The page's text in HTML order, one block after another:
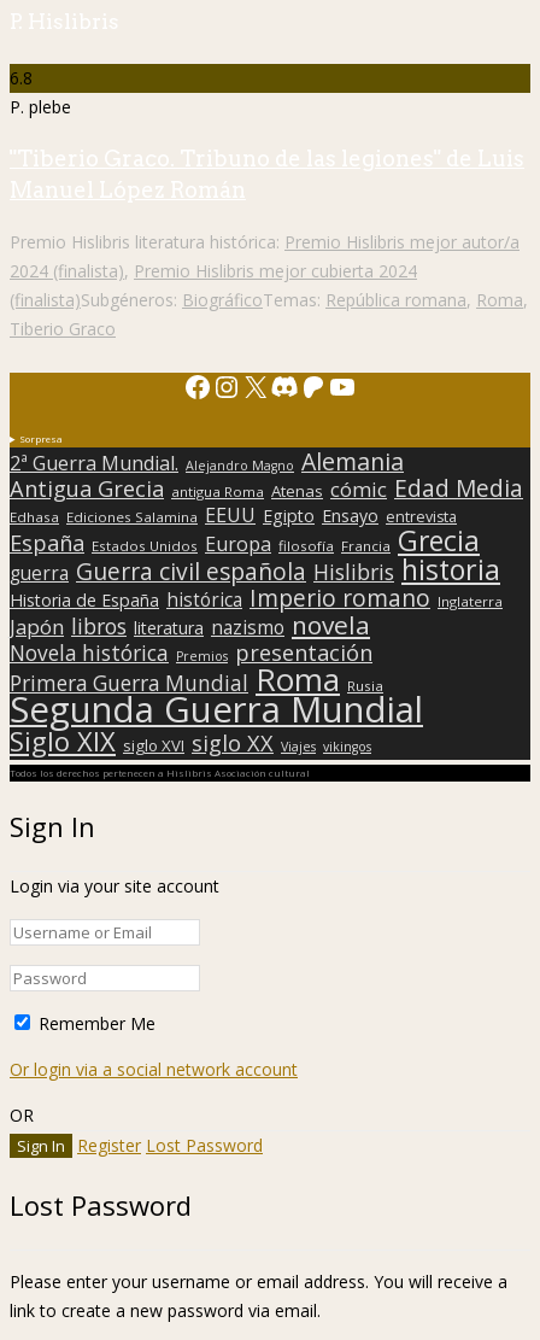
P. Hislibris
6.8
P. plebe
"Tiberio Graco. Tribuno de las legiones" de Luis
Manuel López Román
Premio Hislibris literatura histórica: Premio Hislibris mejor autor/a
2024 (finalista), Premio Hislibris mejor cubierta 2024
(finalista)Subgéneros: BiográficoTemas: República romana, Roma,
Tiberio Graco
Facebook
Instagram
X Discord
Patreon
YouTube
Sorpresa
2ª Guerra Mundial. Alejandro Magno Alemania
Antigua Grecia antigua Roma Atenas cómic Edad Media
Edhasa Ediciones Salamina EEUU Egipto Ensayo entrevista
España Estados Unidos Europa filosofía Francia Grecia
guerra Guerra civil española Hislibris historia
Historia de España histórica Imperio romano Inglaterra
Japón libros literatura nazismo novela
Novela histórica Premios presentación
Primera Guerra Mundial Roma Rusia
Segunda Guerra Mundial
Siglo XIX siglo XVI siglo XX Viajes vikingos
Todos los derechos pertenecen a Hislibris Asociación cultural
Sign In
Login via your site account
Remember Me
Or login via a social network account
OR
Register Lost Password
Lost Password
Please enter your username or email address. You will receive a
link to create a new password via email.